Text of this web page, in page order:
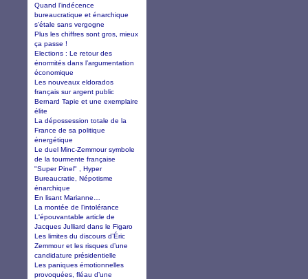
Quand l’indécence
bureaucratique et énarchique
s’étale sans vergogne
Plus les chiffres sont gros, mieux
ça passe !
Elections : Le retour des
énormités dans l’argumentation
économique
Les nouveaux eldorados
français sur argent public
Bernard Tapie et une exemplaire
élite
La dépossession totale de la
France de sa politique
énergétique
Le duel Minc-Zemmour symbole
de la tourmente française
"Super Pinel" , Hyper
Bureaucratie, Népotisme
énarchique
En lisant Marianne…
La montée de l'intolérance
L'épouvantable article de
Jacques Julliard dans le Figaro
Les limites du discours d’Éric
Zemmour et les risques d’une
candidature présidentielle
Les paniques émotionnelles
provoquées, fléau d’une